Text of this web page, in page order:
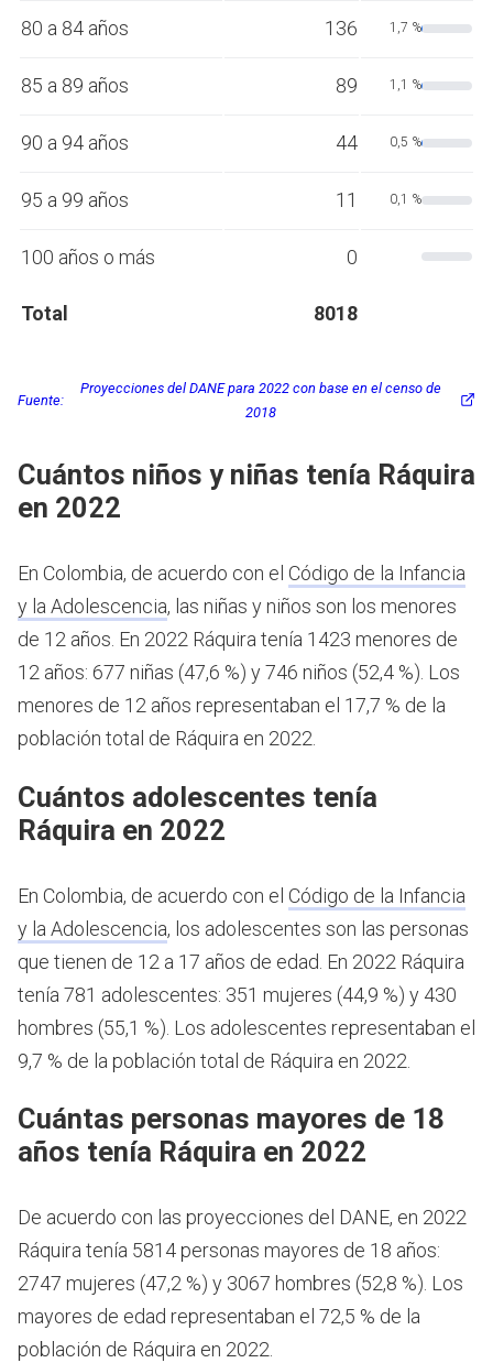
80 a 84 años 136 1,7 %
85 a 89 años 89 1,1 %
90 a 94 años 44 0,5 %
95 a 99 años 11 0,1 %
100 años o más 0
Total 8018
Fuente:
Proyecciones del DANE para 2022 con base en el censo de
2018
Cuántos niños y niñas tenía Ráquira
en 2022
En Colombia, de acuerdo con el Código de la Infancia
y la Adolescencia, las niñas y niños son los menores
de 12 años. En 2022 Ráquira tenía 1423 menores de
12 años: 677 niñas (47,6 %) y 746 niños (52,4 %). Los
menores de 12 años representaban el 17,7 % de la
población total de Ráquira en 2022.
Cuántos adolescentes tenía
Ráquira en 2022
En Colombia, de acuerdo con el Código de la Infancia
y la Adolescencia, los adolescentes son las personas
que tienen de 12 a 17 años de edad. En 2022 Ráquira
tenía 781 adolescentes: 351 mujeres (44,9 %) y 430
hombres (55,1 %). Los adolescentes representaban el
9,7 % de la población total de Ráquira en 2022.
Cuántas personas mayores de 18
años tenía Ráquira en 2022
De acuerdo con las proyecciones del DANE, en 2022
Ráquira tenía 5814 personas mayores de 18 años:
2747 mujeres (47,2 %) y 3067 hombres (52,8 %). Los
mayores de edad representaban el 72,5 % de la
población de Ráquira en 2022.